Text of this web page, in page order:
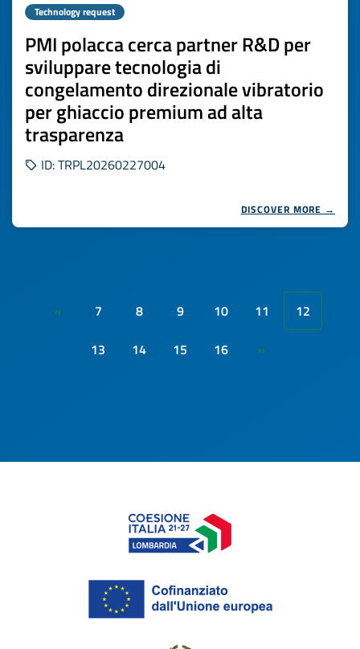
Technology request
PMI polacca cerca partner R&D per
sviluppare tecnologia di
congelamento direzionale vibratorio
per ghiaccio premium ad alta
trasparenza
ID: TRPL20260227004
DISCOVER MORE →
« 7 8 9 10 11
12
13
14 15 16 »